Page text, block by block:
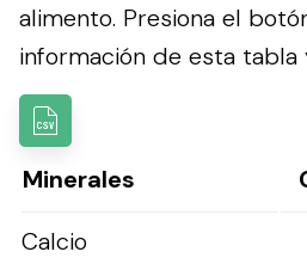
alimento. Presiona el
información de esta tabla
Minerales
Calcio